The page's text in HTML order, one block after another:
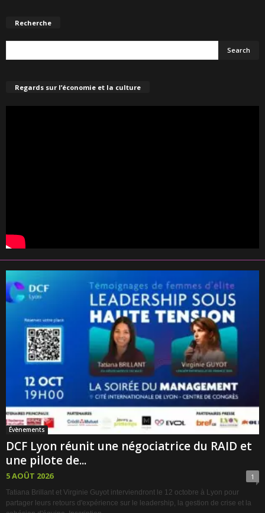
Recherche
Regards sur l’économie et la culture
Évènements
DCF Lyon réunit une négociatrice du RAID et
une pilote de...
5 AOÛT 2026 1
Tatiana Brillant et Virginie Guyot interviendront le 12 octobre à Lyon pour
partager leurs retours d'expérience sur le leadership, la gestion de crise et la